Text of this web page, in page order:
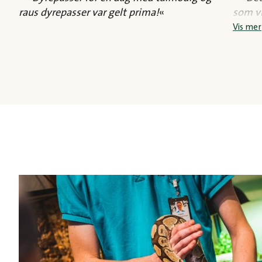
raus dyrepasser var gelt prima!«
som
hun
Vis mer